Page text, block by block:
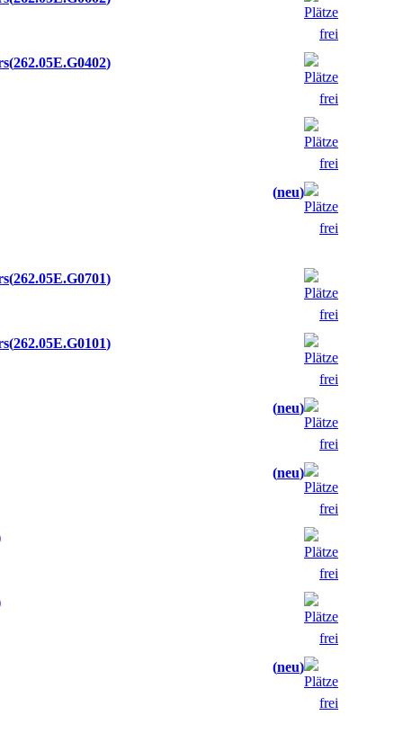
262.05E.G0402
neu
262.05E.G0701
262.05E.G0101
neu
neu
neu